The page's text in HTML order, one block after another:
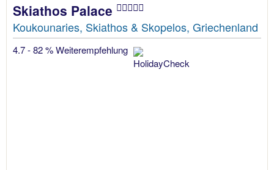
Skiathos Palace
Koukounaries, Skiathos & Skopelos, Griechenland
4.7 - 82 % Weiterempfehlung